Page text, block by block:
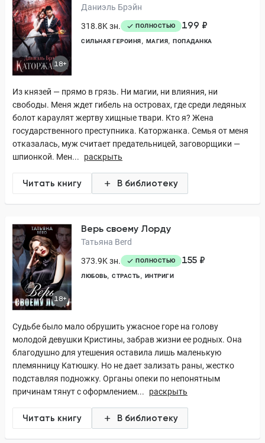
18+
Даниэль Брэйн
318.8K зн.
ПОЛНОСТЬЮ 199 ₽
СИЛЬНАЯ ГЕРОИНЯ МАГИЯ ПОПАДАНКА
Из князей — прямо в грязь. Ни магии, ни влияния, ни
свободы. Меня ждет гибель на островах, где среди ледяных
болот караулят жертву хищные твари. Кто я? Жена
государственного преступника. Каторжанка. Семья от меня
отказалась, муж считает предательницей, заговорщики —
шпионкой. Мен...
раскрыть
Читать книгу В библиотеку
18+
Верь своему Лорду
Татьяна Berd
373.9K зн.
ПОЛНОСТЬЮ 155 ₽
ЛЮБОВЬ СТРАСТЬ ИНТРИГИ
Судьбе было мало обрушить ужасное горе на голову
молодой девушки Кристины, забрав жизни ее родных. Она
благодушно для утешения оставила лишь маленькую
племянницу Катюшку. Но не дает зализать раны, жестко
подставляя подножку. Органы опеки по непонятным
причинам тянут с оформлением...
раскрыть
Читать книгу В библиотеку